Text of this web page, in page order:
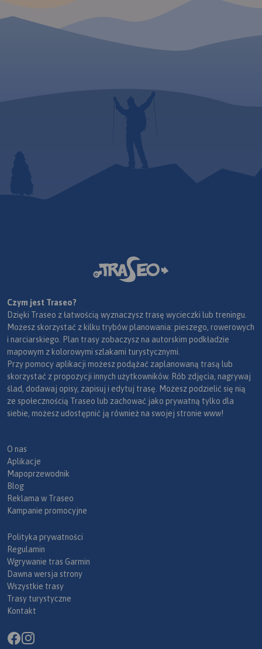
Czym jest Traseo?
Dzięki Traseo z łatwością wyznaczysz trasę wycieczki lub treningu.
Możesz skorzystać z kilku trybów planowania: pieszego, rowerowych
i narciarskiego. Plan trasy zobaczysz na autorskim podkładzie
mapowym z kolorowymi szlakami turystycznymi.
Przy pomocy aplikacji możesz podążać zaplanowaną trasą lub
skorzystać z propozycji innych użytkowników. Rób zdjęcia, nagrywaj
ślad, dodawaj opisy, zapisuj i edytuj trasę. Możesz podzielić się nią
ze społecznością Traseo lub zachować jako prywatną tylko dla
siebie, możesz udostępnić ją również na swojej stronie www!
O nas
Aplikacje
Mapoprzewodnik
Blog
Reklama w Traseo
Kampanie promocyjne
Polityka prywatności
Regulamin
Wgrywanie tras Garmin
Dawna wersja strony
Wszystkie trasy
Trasy turystyczne
Kontakt